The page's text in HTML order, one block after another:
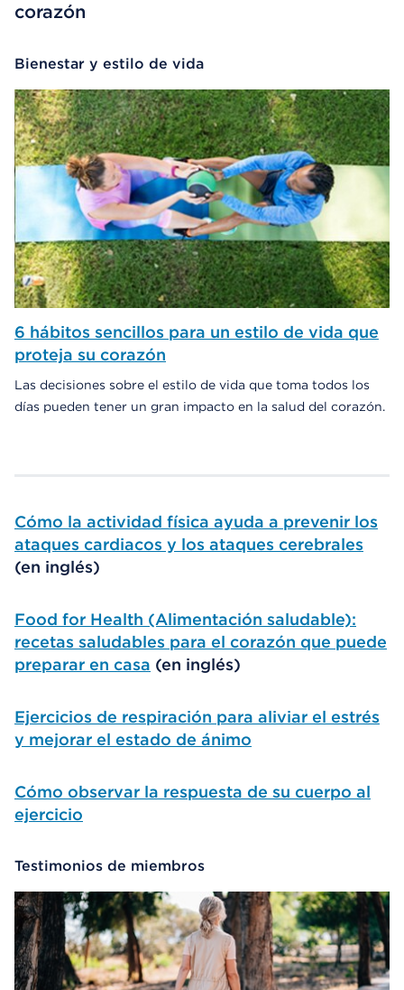
corazón
Bienestar y estilo de vida
6 hábitos sencillos para un estilo de vida que
proteja su corazón
Las decisiones sobre el estilo de vida que toma todos los
días pueden tener un gran impacto en la salud del corazón.
Cómo la actividad física ayuda a prevenir los
ataques cardiacos y los ataques cerebrales
(en inglés)
Food for Health (Alimentación saludable):
recetas saludables para el corazón que puede
preparar en casa (en inglés)
Ejercicios de respiración para aliviar el estrés
y mejorar el estado de ánimo
Cómo observar la respuesta de su cuerpo al
ejercicio
Testimonios de miembros